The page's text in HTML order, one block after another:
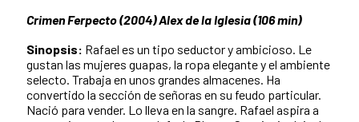
Crimen Ferpecto (2004) Alex de la Iglesia (106 min)
Sinopsis: Rafael es un tipo seductor y ambicioso. Le
gustan las mujeres guapas, la ropa elegante y el ambiente
selecto. Trabaja en unos grandes almacenes. Ha
convertido la sección de señoras en su feudo particular.
Nació para vender. Lo lleva en la sangre. Rafael aspira a